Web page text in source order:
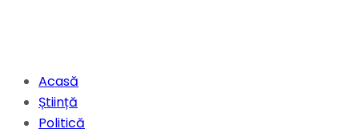
Acasă
Știință
Politică